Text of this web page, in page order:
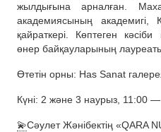
жылдығына арналған.
академиясының академигі,
қайраткері. Көптеген
өнер байқауларының
Өтетін орны: Has Sanat
Күні: 2 және 3 наурыз, 11:00
💫Сәулет Жәнібектің «QARA